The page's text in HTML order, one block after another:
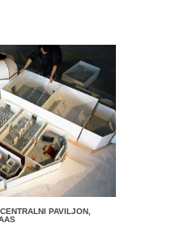
PAVILJON,